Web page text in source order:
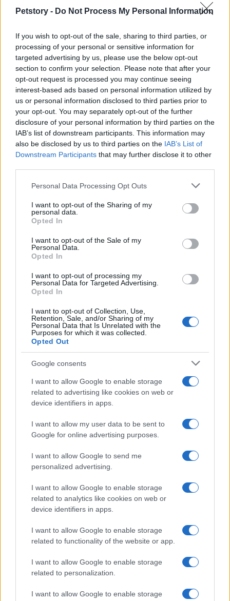
Petstory - Do Not Process My Personal Information
If you wish to opt-out of the sale, sharing to third parties, or
processing of your personal or sensitive information for
targeted advertising by us, please use the below opt-out
section to confirm your selection. Please note that after your
opt-out request is processed you may continue seeing
interest-based ads based on personal information utilized by
us or personal information disclosed to third parties prior to
your opt-out. You may separately opt-out of the further
disclosure of your personal information by third parties on the
IAB’s list of downstream participants. This information may
also be disclosed by us to third parties on the IAB’s List of
Downstream Participants that may further disclose it to other
Please note that this website/app uses one or more Google
not limited to your visit or usage behaviour. You may click to
grant or deny consent to Google and its third-party tags to
use your data for below specified purposes in below Google
consent section.
Personal Data Processing Opt Outs
I want to opt-out of the Sharing of my
personal data.
Opted In
I want to opt-out of the Sale of my
Personal Data.
Opted In
I want to opt-out of processing my
Personal Data for Targeted Advertising.
Opted In
I want to opt-out of Collection, Use,
Retention, Sale, and/or Sharing of my
Personal Data that Is Unrelated with the
Purposes for which it was collected.
Opted Out
Google consents
I want to allow Google to enable storage
related to advertising like cookies on web or
device identifiers in apps.
I want to allow my user data to be sent to
Google for online advertising purposes.
I want to allow Google to send me
personalized advertising.
I want to allow Google to enable storage
related to analytics like cookies on web or
device identifiers in apps.
I want to allow Google to enable storage
related to functionality of the website or app.
I want to allow Google to enable storage
related to personalization.
I want to allow Google to enable storage
Métodos éticos para disuadir palomas urbanas sin
dañarlas
Javier Ortega · 5 Ago 2026
Cómo una organización australiana ayuda a mantener
unidas a las personas vulnerables y sus mascotas
Javier Ortega · 5 Ago 2026
OTROS ANIMALES
Cómo reaccionan los animales durante un eclipse
Lucía Fernández · 3 Ago 2026
MÁS LEÍDOS
Qué hacer si un gato se rompe el espolón: consejos